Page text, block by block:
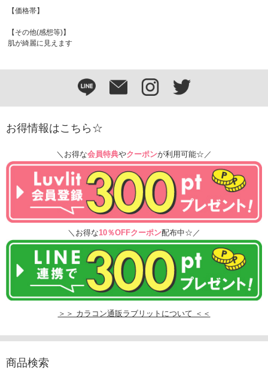
【価格帯】
【その他(感想等)】
肌が綺麗に見えます
お得情報はこちら☆
＼お得な会員特典やクーポンが利用可能☆／
＼お得な10％OFFクーポン配布中☆／
＞＞ カラコン通販ラブリットについて ＜＜
商品検索